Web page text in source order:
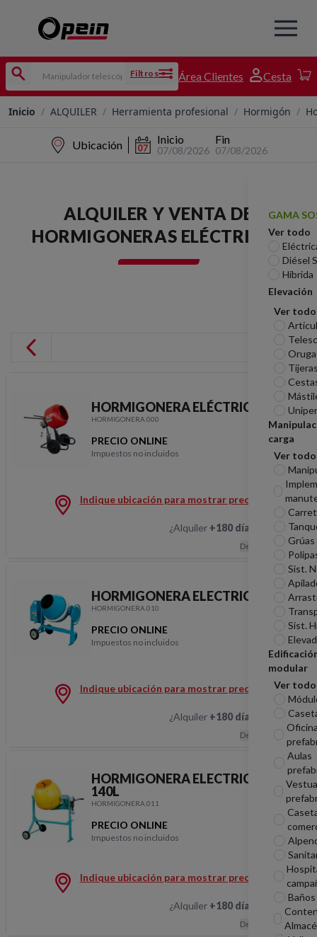
Filtros Área Clientes Cesta
Inicio / ALQUILER / Herramienta profesional / Hormigón /
Ubicación Inicio
07/08/2026
Fin
07/08/2026
GAMA
Ver todo
Diésel
Híbrida
Elevación
Ver todo
carga
Ver todo
Grúas
Sist.
Sist.
modular
Ver todo
Aulas
ALQUILER Y VENTA DE
HORMIGONERAS ELÉCTRICAS
HORMIGONERA ELÉCTRICA 80L
HORMIGONERA.000
PRECIO ONLINE
Impuestos no incluidos
HORMIGONERA
Indique ubicación para mostrar precios
¿Alquiler +180 días Hablemos
Descripción
HORMIGONERA ELECTRICA 140L
HORMIGONERA.010
PRECIO ONLINE
Impuestos no incluidos
HORMIGONERA
Indique ubicación para mostrar precios
¿Alquiler +180 días Hablemos
Descripción
HORMIGONERA ELECTRICA PE
140L
HORMIGONERA.011
PRECIO ONLINE
Impuestos no incluidos
HORMIGONERA
Indique ubicación para mostrar precios
¿Alquiler +180 días Hablemos
Descripción